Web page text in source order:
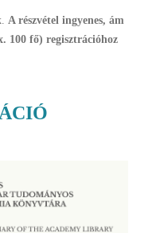
A részvétel ingyenes, ám
100 fő) regisztrációhoz